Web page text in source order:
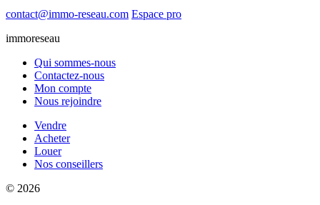
contact@immo-reseau.com Espace pro
immoreseau
Qui sommes-nous
Contactez-nous
Mon compte
Nous rejoindre
Vendre
Acheter
Louer
Nos conseillers
© 2026